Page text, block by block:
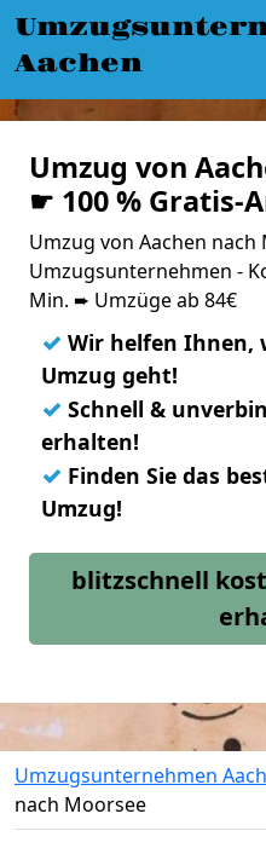
Aachen
Umzug von
☛ 100 % Gratis-
Umzug von Aachen nach
Umzugsunternehmen -
Min. ➨ Umzüge ab 84€
✓ Wir helfen Ihnen,
Umzug geht!
✓ Schnell &
erhalten!
✓ Finden Sie das
Umzug!
blitzschnell
Umzugsunternehmen
nach Moorsee